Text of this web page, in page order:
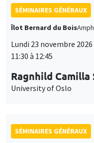
SÉMINAIRES GÉNÉRAUX
Îlot Bernard du Bois
Lundi 23 novembre 2026
11:30 à 12:45
Ragnhild Camilla
University of Oslo
SÉMINAIRES GÉNÉRAUX